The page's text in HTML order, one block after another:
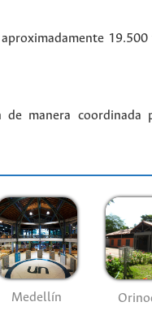
manera coordinada
Medellín